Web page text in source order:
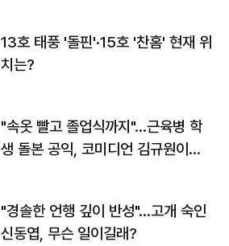
13호 태풍 '돌핀'·15호 '찬홈' 현재 위
치는?
"속옷 빨고 졸업식까지"…근육병 학
생 돌본 공익, 코미디언 김규원이었
"경솔한 언행 깊이 반성"…고개 숙인
신동엽, 무슨 일이길래?